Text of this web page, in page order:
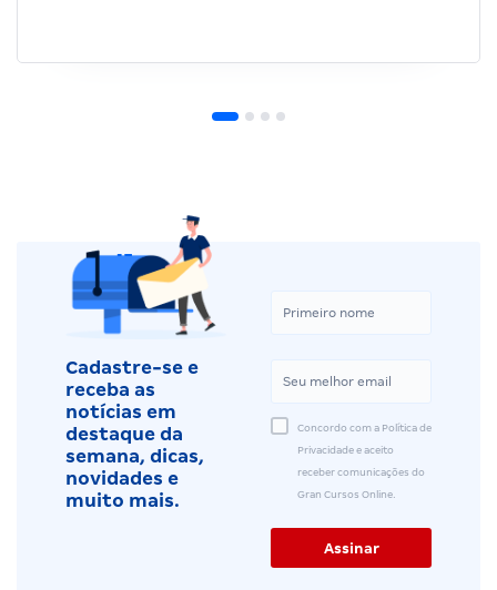
Cadastre-se e
receba as
notícias em
destaque da
semana, dicas,
novidades e
muito mais.
Concordo com a Política de
Privacidade e aceito
receber comunicações do
Gran Cursos Online.